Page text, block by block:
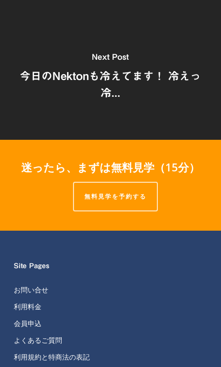
Next Post
今日のNektonも冷えてます！ 冷えっ
冷...
迷ったら、まずは無料見学（15分）
無料見学を予約する
Site Pages
お問い合せ
利用料金
会員申込
よくあるご質問
利用規約と特商法の表記